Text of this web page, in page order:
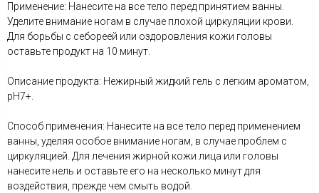
Применение: Нанесите на все тело перед принятием ванны.
Уделите внимание ногам в случае плохой циркуляции крови.
Для борьбы с себореей или оздоровления кожи головы
оставьте продукт на 10 минут.
Описание продукта: Нежирный жидкий гель с легким ароматом,
рН7+.
Способ применения: Нанесите на все тело перед применением
ванны, уделяя особое внимание ногам, в случае проблем с
циркуляцией. Для лечения жирной кожи лица или головы
нанесите нель и оставьте его на несколько минут для
воздействия, прежде чем смыть водой.